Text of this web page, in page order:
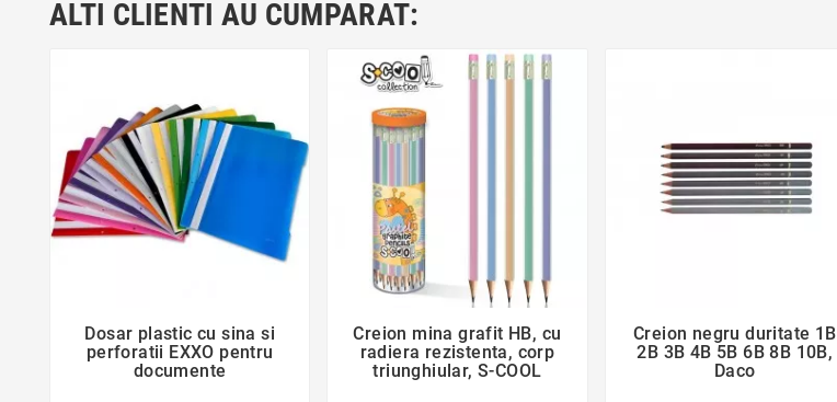
ALTI CLIENTI AU CUMPARAT:

Dosar plastic cu sina si
perforatii EXXO pentru
documente

favorite_border
Creion mina grafit HB, cu
radiera rezistenta, corp
triunghiular, S-COOL

Creion negru duritate 1B
2B 3B 4B 5B 6B 8B 10B,
Daco